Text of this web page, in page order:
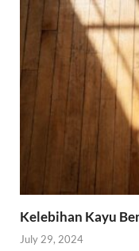
Kelebihan Kayu
July 29, 2024